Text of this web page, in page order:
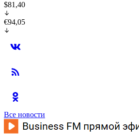
$81,40
€94,05
Все новости